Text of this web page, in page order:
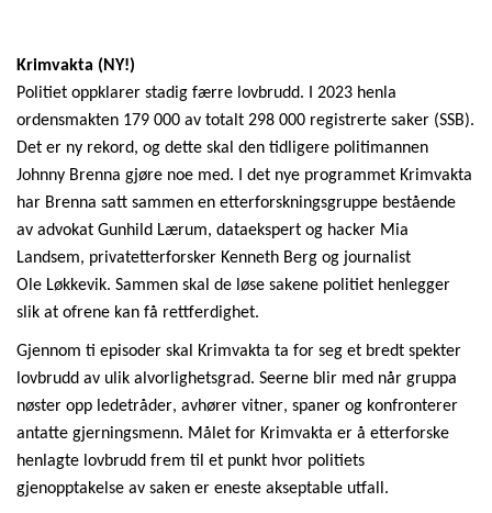
Krimvakta (NY!)
Politiet oppklarer stadig færre lovbrudd. I 2023 henla
ordensmakten 179 000 av totalt 298 000 registrerte saker (SSB).
Det er ny rekord, og dette skal den tidligere politimannen
Johnny Brenna gjøre noe med. I det nye programmet Krimvakta
har Brenna satt sammen en etterforskningsgruppe bestående
av advokat Gunhild Lærum, dataekspert og hacker Mia
Landsem, privatetterforsker Kenneth Berg og journalist
Ole Løkkevik. Sammen skal de løse sakene politiet henlegger
slik at ofrene kan få rettferdighet.
Gjennom ti episoder skal Krimvakta ta for seg et bredt spekter
lovbrudd av ulik alvorlighetsgrad. Seerne blir med når gruppa
nøster opp ledetråder, avhører vitner, spaner og konfronterer
antatte gjerningsmenn. Målet for Krimvakta er å etterforske
henlagte lovbrudd frem til et punkt hvor politiets
gjenopptakelse av saken er eneste akseptable utfall.